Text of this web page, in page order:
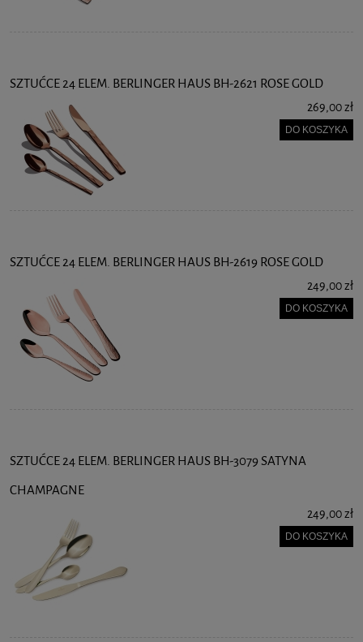
SZTUĆCE 24 ELEM. BERLINGER HAUS BH-2621 ROSE GOLD
269,00 zł
DO KOSZYKA
SZTUĆCE 24 ELEM. BERLINGER HAUS BH-2619 ROSE GOLD
249,00 zł
DO KOSZYKA
SZTUĆCE 24 ELEM. BERLINGER HAUS BH-3079 SATYNA
CHAMPAGNE
249,00 zł
DO KOSZYKA